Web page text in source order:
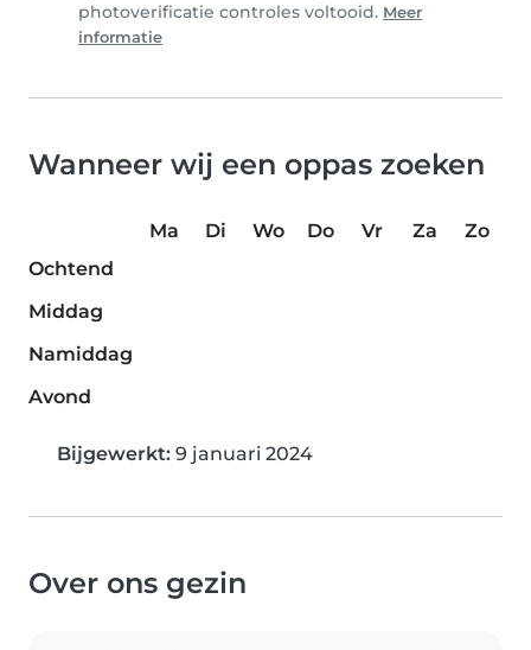
photoverificatie controles voltooid. Meer
informatie
Wanneer wij een oppas zoeken
Ma Di Wo Do Vr Za
Zo
Ochtend
Middag
Namiddag
Avond
Bijgewerkt: 9 januari 2024
Over ons gezin